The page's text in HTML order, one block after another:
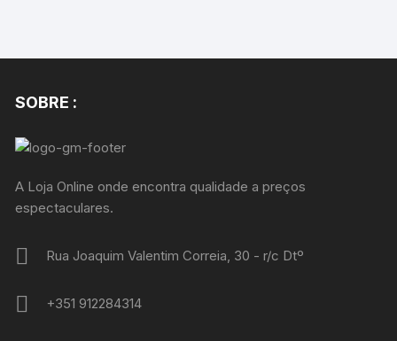
SOBRE :
A Loja Online onde encontra qualidade a preços
espectaculares.
Rua Joaquim Valentim Correia, 30 - r/c Dtº
+351 912284314